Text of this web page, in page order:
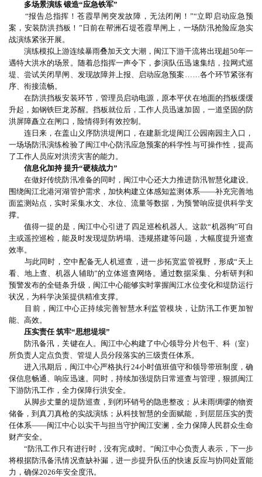
多场景演练 锻造“应急铁军”
“报告总指挥！苍霞旱闸突发故障，无法闭闸！”“立即启动应急预
案，安装防洪挡板！”日前在帮洲石堤苍霞旱闸上，一场防汛抢险应急实
战演练紧张开展。
演练模拟上游连续暴雨叠加天文大潮，闽江下游干流将出现超50年一
遇特大洪水的场景。随着总指挥一声令下，参演队伍迅速集结，拉网式巡
堤、尝试关闭旱闸、发现故障并上报、启动应急预案……各个环节紧张有
序、衔接流畅。
在防洪挡板安装环节，管理员启动电源，原本平伏在地面的挡板缓缓
升起，如钢铁巨龙苏醒。挡板就位后，工作人员迅速加固，一道坚固的防
洪屏障矗立在闸口，险情得到有效控制。
连日来，在盖山义序防洪堤闸口，在建新北堤闽江公园南园主入口，
一场场防汛演练检验了闽江中心防汛应急预案的科学性与可操作性，提高
了工作人员应对洪涝灾害的能力。
信息化加持 提升“硬核战力”
在做好传统防汛准备的同时，闽江中心还大力推进防汛智慧化建设。
围绕闽江北港河湖管护需求，加快构建立体感知监测体系——补充完善地
面监测站点，实时采集水文、水位、流量等数据，为预警响应提供科学支
撑。
值得一提的是，闽江中心引进了四足巡检机器人。这款“机器狗”可自
主或遥控巡检，能及时发现堤防坍塌、违规搭建等问题，大幅度提升巡查
效率。
与此同时，空中配备无人机巡查，进一步拓宽监管视野，形成“天上
看、地上查、机器人辅助”的立体巡查网络。通过数据采集、分析研判和
预警发布的全链条升级，闽江中心能够实时掌握闽江水位变化和堤防运行
状况，为科学决策提供精准支撑。
目前，闽江中心正持续完善智慧水利监管模块，让防汛工作更加智
能、高效。
压实责任 筑牢“思想堤坝”
防汛备汛，关键在人。闽江中心构建了中心领导分片包干、科（室）
所负责人定点负责、管堤人员分段落实的三级责任体系。
进入汛期后，闽江中心严格执行24小时值班值守和领导带班制度，确
保信息畅通、响应迅速。同时，持续加强堤防日常巡查与管理，狠抓闽江
下游防汛工作，全力保障行洪安全。
从脚步丈量的堤防巡查，到闭环销号的隐患整改；从未雨绸缪的物资
储备，到真刀真枪的实战演练；从科技智慧的全面赋能，到层层压实的责
任体系——闽江中心以实干与担当守护闽江安澜，全力保障人民群众生命
财产安全。
“防汛工作只有进行时，没有完成时。”闽江中心负责人表示，下一步
将根据防汛备汛情况查缺补漏，进一步提升队伍的快速反应与协同处置能
力，确保2026年安全度汛。